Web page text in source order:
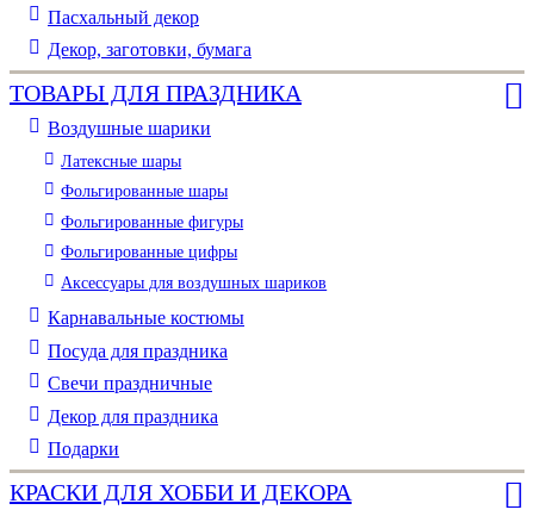
Пасхальный декор
Декор, заготовки, бумага
ТОВАРЫ ДЛЯ ПРАЗДНИКА
Воздушные шарики
Латексные шары
Фольгированные шары
Фольгированные фигуры
Фольгированные цифры
Аксессуары для воздушных шариков
Карнавальные костюмы
Посуда для праздника
Свечи праздничные
Декор для праздника
Подарки
КРАСКИ ДЛЯ ХОББИ И ДЕКОРА